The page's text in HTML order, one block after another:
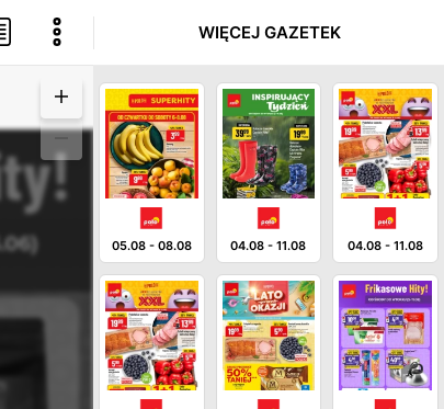
WIĘCEJ GAZETEK
05.08- 08.08 04.08 -11.08 04.08 -11.08